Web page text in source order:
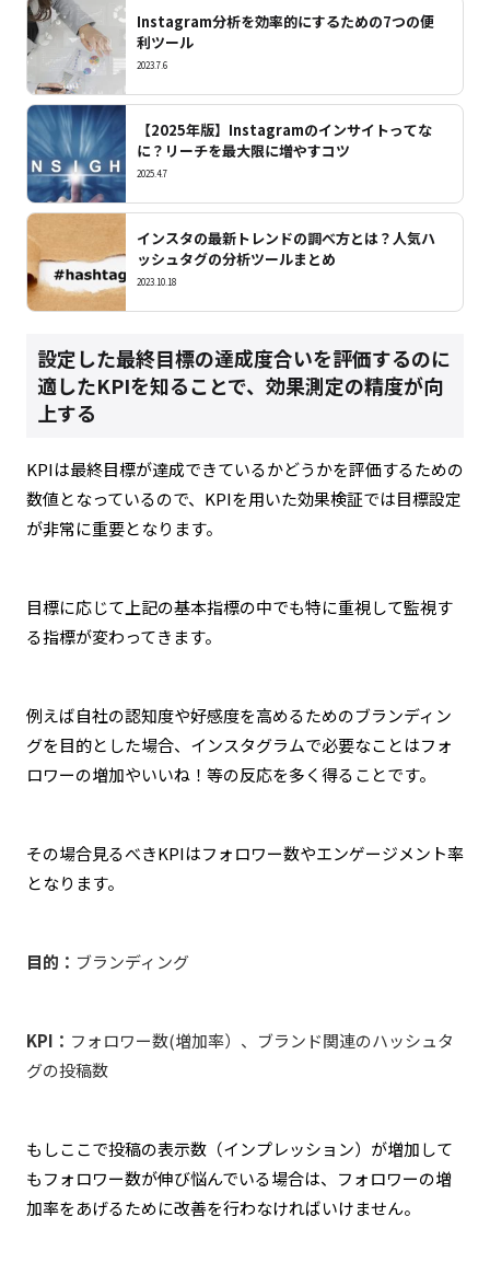
Instagram分析を効率的にするための7つの便
利ツール
2023.7.6
【2025年版】Instagramのインサイトってな
に？リーチを最大限に増やすコツ
2025.4.7
インスタの最新トレンドの調べ方とは？人気ハ
ッシュタグの分析ツールまとめ
2023.10.18
設定した最終目標の達成度合いを評価するのに
適したKPIを知ることで、効果測定の精度が向
上する
KPIは最終目標が達成できているかどうかを評価するための
数値となっているので、KPIを用いた効果検証では目標設定
が非常に重要となります。
目標に応じて上記の基本指標の中でも特に重視して監視す
る指標が変わってきます。
例えば自社の認知度や好感度を高めるためのブランディン
グを目的とした場合、インスタグラムで必要なことはフォ
ロワーの増加やいいね！等の反応を多く得ることです。
その場合見るべきKPIはフォロワー数やエンゲージメント率
となります。
目的： ブランディング
KPI： フォロワー数(増加率）、ブランド関連のハッシュタ
グの投稿数
もしここで投稿の表示数（インプレッション）が増加して
もフォロワー数が伸び悩んでいる場合は、フォロワーの増
加率をあげるために改善を行わなければいけません。